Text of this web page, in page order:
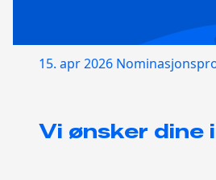
15. apr 2026
Vi ønsker dine